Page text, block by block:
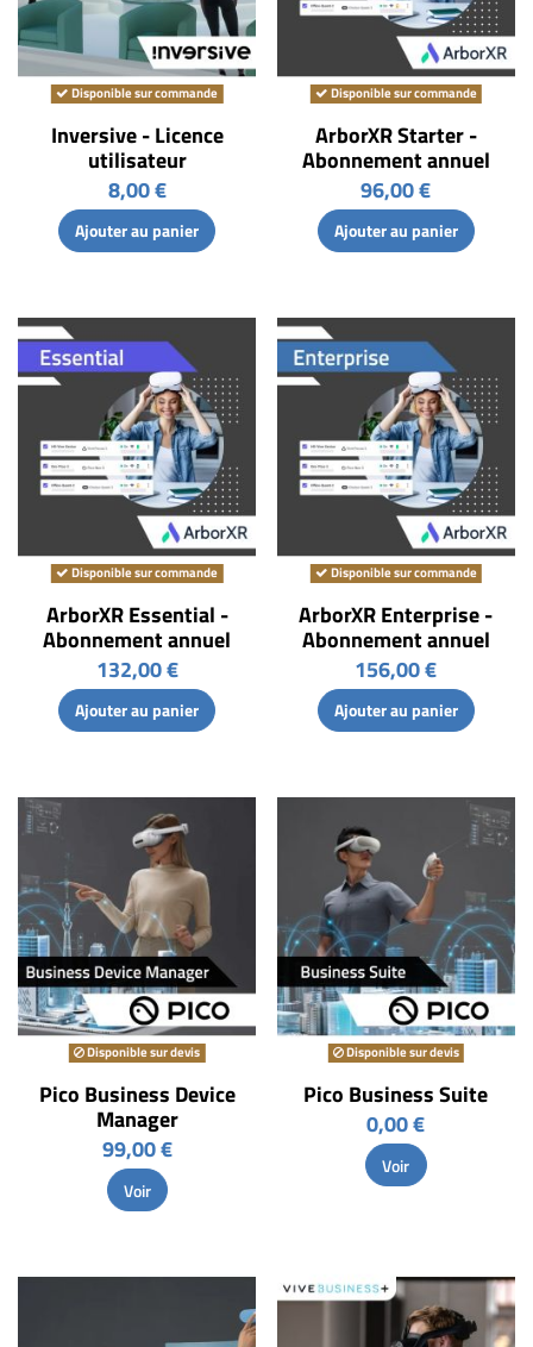
Disponible sur commande
Inversive - Licence
utilisateur
8,00 €
Ajouter au panier
Disponible sur commande
ArborXR Starter -
Abonnement annuel
96,00 €
Ajouter au panier
Disponible sur commande
ArborXR Essential -
Abonnement annuel
132,00 €
Ajouter au panier
Disponible sur commande
ArborXR Enterprise -
Abonnement annuel
156,00 €
Ajouter au panier
Disponible sur devis
Pico Business Device
Manager
99,00 €
Voir
Disponible sur devis
Pico Business Suite
0,00 €
Voir